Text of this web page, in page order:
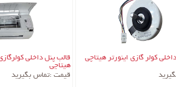
کولر گازی اینورتر هیتاچی
هیتاچی
قیمت :تماس بگیرید
جزئیات کالا